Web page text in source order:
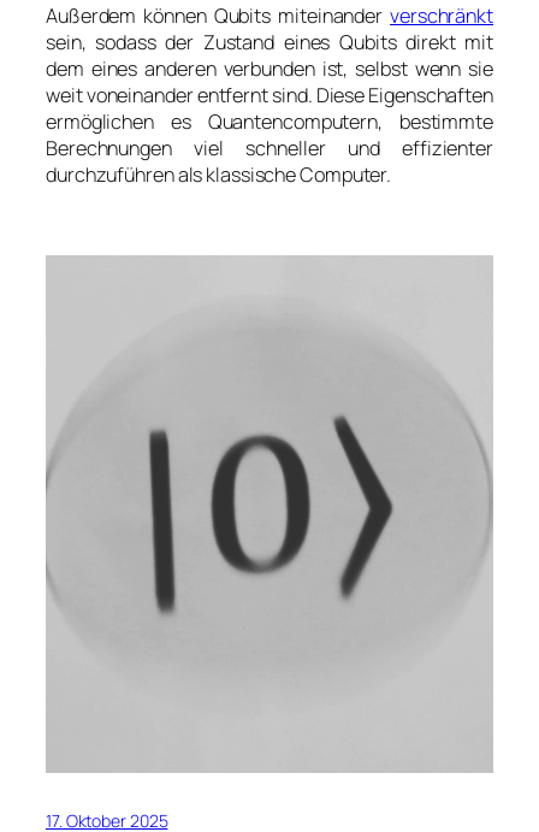
Außerdem können Qubits miteinanderverschränkt
sein, sodass der Zustand eines Qubits direkt mit
dem eines anderen verbunden ist, selbst wenn sie
weit voneinander entfernt sind. Diese Eigenschaften
ermöglichen es Quantencomputern, bestimmte
Berechnungen viel schneller und effizienter
durchzuführen als klassische Computer.
17. Oktober 2025